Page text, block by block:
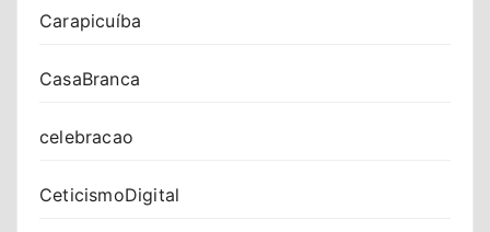
Carapicuíba
CasaBranca
celebracao
CeticismoDigital